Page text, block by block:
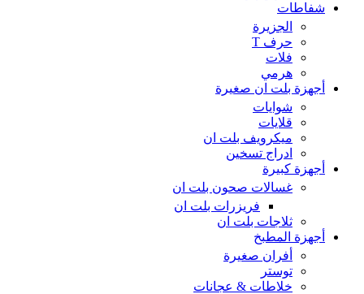
شفاطات
الجزيرة
حرف T
فلات
هرمي
أجهزة بلت ان صغيرة
شوايات
قلايات
ميكرويف بلت ان
ادراج تسخين
أجهزة كبيرة
غسالات صحون بلت ان
فريزرات بلت ان
ثلاجات بلت ان
أجهزة المطبخ
أفران صغيرة
توستر
خلاطات & عجانات